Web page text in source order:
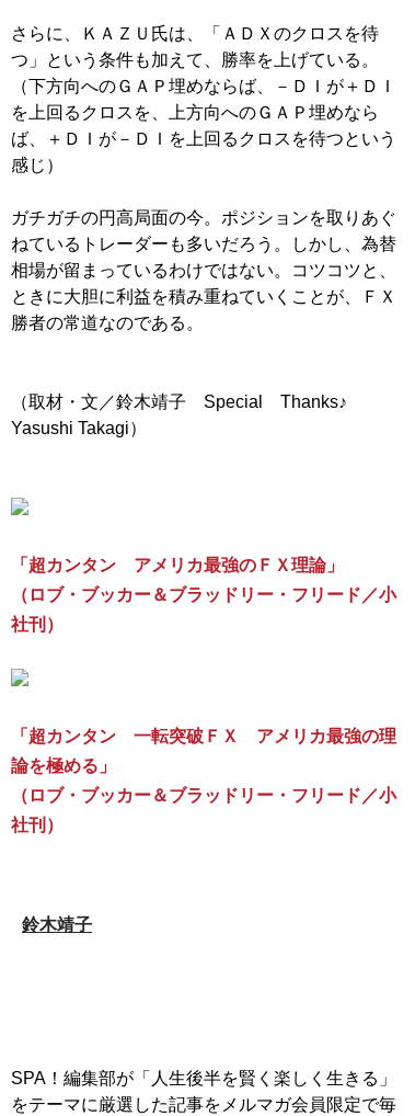
さらに、ＫＡＺＵ氏は、「ＡＤＸのクロスを待
つ」という条件も加えて、勝率を上げている。
（下方向へのＧＡＰ埋めならば、－ＤＩが＋ＤＩ
を上回るクロスを、上方向へのＧＡＰ埋めなら
ば、＋ＤＩが－ＤＩを上回るクロスを待つという
感じ）
ガチガチの円高局面の今。ポジションを取りあぐ
ねているトレーダーも多いだろう。しかし、為替
相場が留まっているわけではない。コツコツと、
ときに大胆に利益を積み重ねていくことが、ＦＸ
勝者の常道なのである。
（取材・文／鈴木靖子 Special Thanks♪
Yasushi Takagi）
「超カンタン アメリカ最強のＦＸ理論」
（ロブ・ブッカー＆ブラッドリー・フリード／小
社刊）
「超カンタン 一転突破ＦＸ アメリカ最強の理
論を極める」
（ロブ・ブッカー＆ブラッドリー・フリード／小
社刊）
鈴木靖子
SPA！編集部が「人生後半を賢く楽しく生きる」
をテーマに厳選した記事をメルマガ会員限定で毎